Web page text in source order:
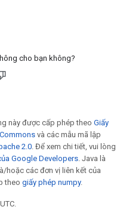
cho bạn không?
này được cấp phép theo Giấy
và các mẫu mã lập
2.0. Để xem chi tiết, vui lòng
Google Developers. Java là
hoặc các đơn vị liên kết của
theo giấy phép numpy.